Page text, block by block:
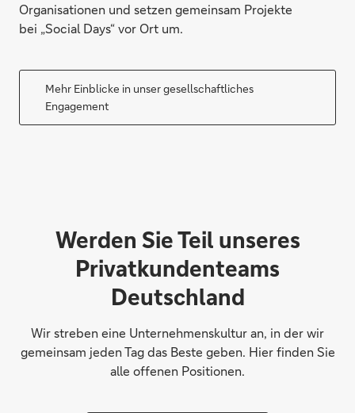
Organisationen und setzen gemeinsam Projekte
bei „Social Days“ vor Ort um.
Mehr Einblicke in unser gesellschaftliches
Engagement
Werden Sie Teil unseres
Privatkundenteams
Deutschland
Wir streben eine Unternehmenskultur an, in der wir
gemeinsam jeden Tag das Beste geben. Hier finden Sie
alle offenen Positionen.